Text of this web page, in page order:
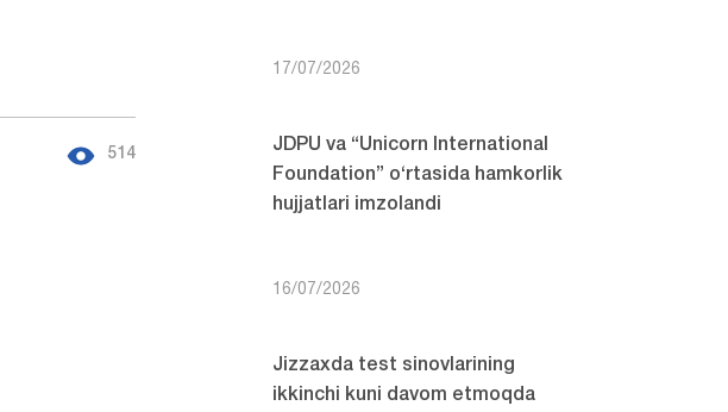
514
17/07/2026
JDPU va “Unicorn International
Foundation” o‘rtasida hamkorlik
hujjatlari imzolandi
16/07/2026
Jizzaxda test sinovlarining
ikkinchi kuni davom etmoqda